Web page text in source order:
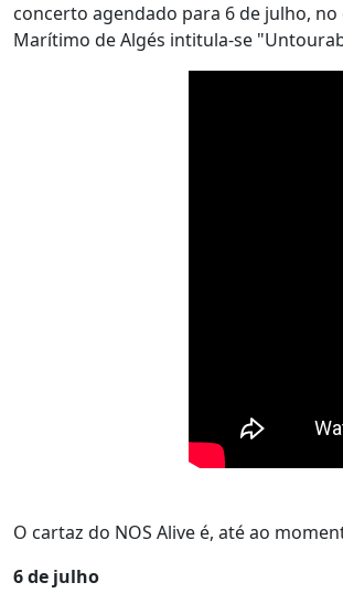
concerto agendado para 6 de julho,
Marítimo de Algés intitula-se
O cartaz do NOS Alive é, até ao
6 de julho